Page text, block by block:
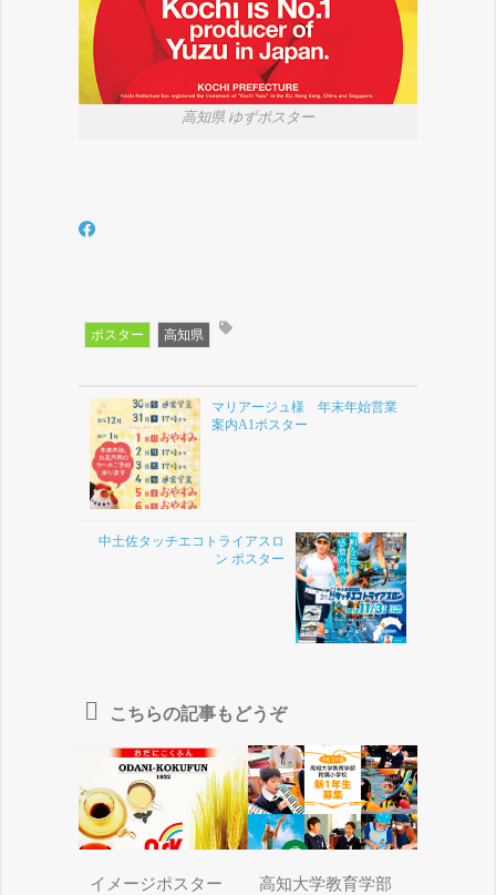
高知県 ゆずポスター
ポスター 高知県
マリアージュ様 年末年始営業
案内A1ポスター
中土佐タッチエコトライアスロ
ン ポスター
こちらの記事もどうぞ
イメージポスター
高知大学教育学部